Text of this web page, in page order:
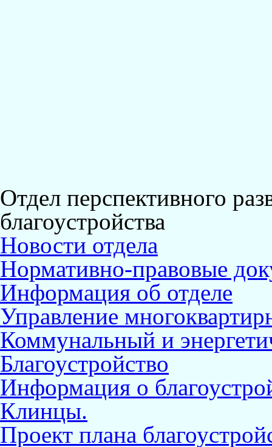
Отдел перспективного
благоустройства
Новости отдела
Нормативно-правовые
Информация об отделе
Управление
Коммунальный и
Благоустройство
Информация о
Клинцы.
Проект плана